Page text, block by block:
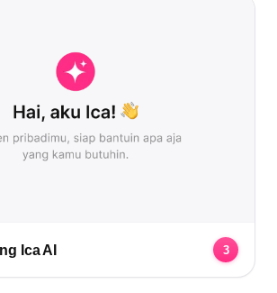
Ica AI 3